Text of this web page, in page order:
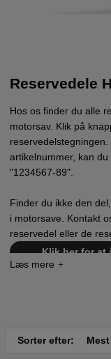
Reservedele
Hos os finder du alle
motorsav. Klik på
artikelnummer, kan
"1234567-89".
Finder du ikke den
i motorsave. Kontakt
reservedel eller de
Klik her for at
Sorter efter: